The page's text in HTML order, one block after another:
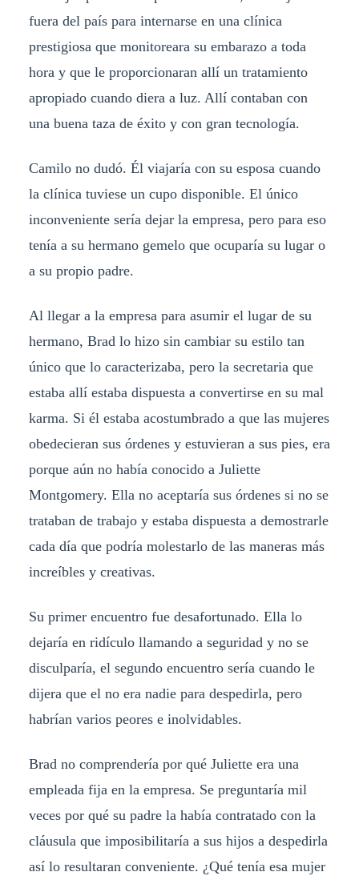
fuera del país para internarse en una clínica
prestigiosa que monitoreara su embarazo a toda
hora y que le proporcionaran allí un tratamiento
apropiado cuando diera a luz. Allí contaban con
una buena taza de éxito y con gran tecnología.
Camilo no dudó. Él viajaría con su esposa cuando
la clínica tuviese un cupo disponible. El único
inconveniente sería dejar la empresa, pero para eso
tenía a su hermano gemelo que ocuparía su lugar o
a su propio padre.
Al llegar a la empresa para asumir el lugar de su
hermano, Brad lo hizo sin cambiar su estilo tan
único que lo caracterizaba, pero la secretaria que
estaba allí estaba dispuesta a convertirse en su mal
karma. Si él estaba acostumbrado a que las mujeres
obedecieran sus órdenes y estuvieran a sus pies, era
porque aún no había conocido a Juliette
Montgomery. Ella no aceptaría sus órdenes si no se
trataban de trabajo y estaba dispuesta a demostrarle
cada día que podría molestarlo de las maneras más
increíbles y creativas.
Su primer encuentro fue desafortunado. Ella lo
dejaría en ridículo llamando a seguridad y no se
disculparía, el segundo encuentro sería cuando le
dijera que el no era nadie para despedirla, pero
habrían varios peores e inolvidables.
Brad no comprendería por qué Juliette era una
empleada fija en la empresa. Se preguntaría mil
veces por qué su padre la había contratado con la
cláusula que imposibilitaría a sus hijos a despedirla
así lo resultaran conveniente. ¿Qué tenía esa mujer